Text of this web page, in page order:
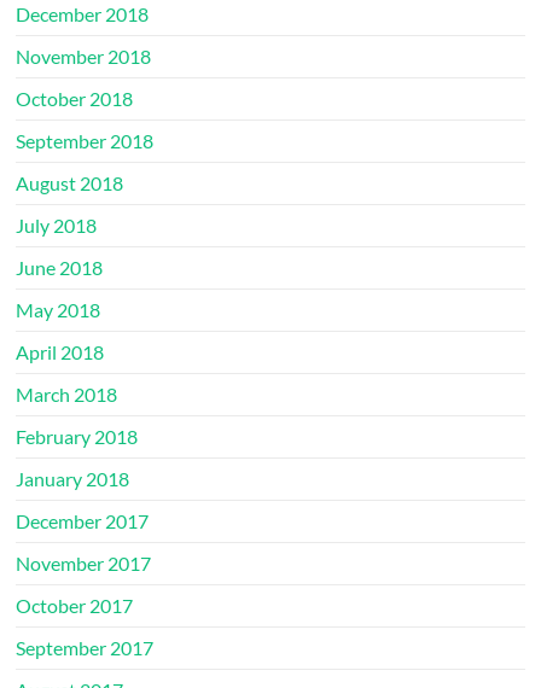
December 2018
November 2018
October 2018
September 2018
August 2018
July 2018
June 2018
May 2018
April 2018
March 2018
February 2018
January 2018
December 2017
November 2017
October 2017
September 2017